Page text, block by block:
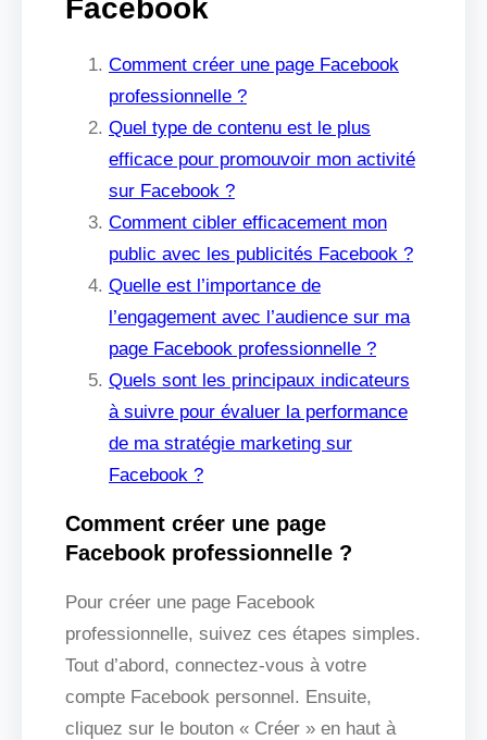
Facebook
Comment créer une page Facebook
professionnelle ?
Quel type de contenu est le plus
efficace pour promouvoir mon activité
sur Facebook ?
Comment cibler efficacement mon
public avec les publicités Facebook ?
Quelle est l’importance de
l’engagement avec l’audience sur ma
page Facebook professionnelle ?
Quels sont les principaux indicateurs
à suivre pour évaluer la performance
de ma stratégie marketing sur
Facebook ?
Comment créer une page
Facebook professionnelle ?
Pour créer une page Facebook
professionnelle, suivez ces étapes simples.
Tout d’abord, connectez-vous à votre
compte Facebook personnel. Ensuite,
cliquez sur le bouton « Créer » en haut à